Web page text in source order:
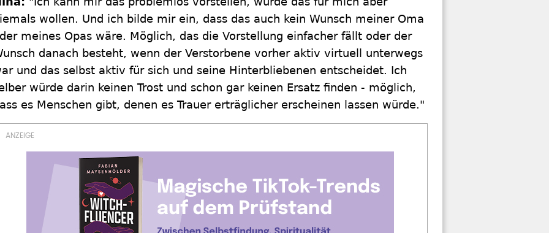
wollen. Und ich bilde mir ein, dass das auch kein Wunsch meiner Oma
meines Opas wäre. Möglich, das die Vorstellung einfacher fällt oder der
danach besteht, wenn der Verstorbene vorher aktiv virtuell unterwegs
und das selbst aktiv für sich und seine Hinterbliebenen entscheidet. Ich
würde darin keinen Trost und schon gar keinen Ersatz finden - möglich,
es Menschen gibt, denen es Trauer erträglicher erscheinen lassen würde."